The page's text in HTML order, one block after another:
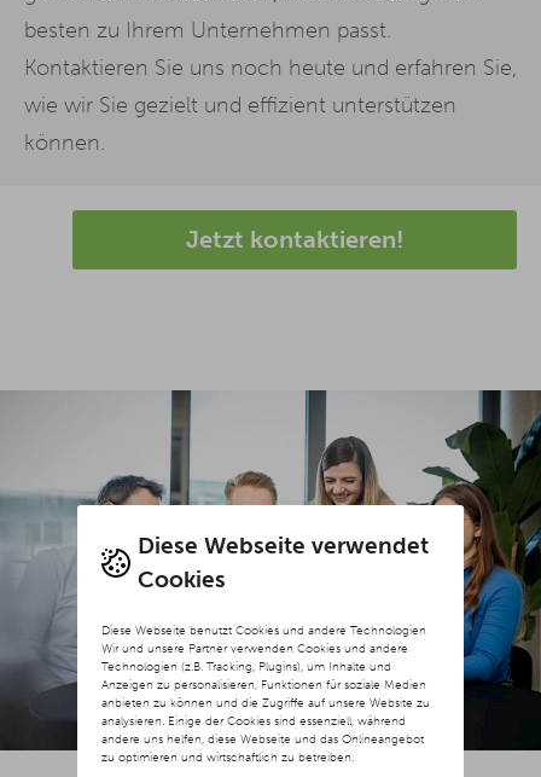
Diese Webseite verwendet
Cookies
Diese Webseite benutzt Cookies und andere Technologien
Wir und unsere Partner verwenden Cookies und andere
Technologien (z.B. Tracking, Plugins), um Inhalte und
Anzeigen zu personalisieren, Funktionen für soziale Medien
anbieten zu können und die Zugriffe auf unsere Website zu
analysieren. Einige der Cookies sind essenziell, während
andere uns helfen, diese Webseite und das Onlineangebot
zu optimieren und wirtschaftlich zu betreiben.
besten zu Ihrem Unternehmen passt.
Kontaktieren Sie uns noch heute und erfahren Sie,
wie wir Sie gezielt und effizient unterstützen
können.
Jetzt kontaktieren!